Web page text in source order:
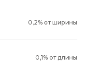
0,2% от ширины
0,1% от длины